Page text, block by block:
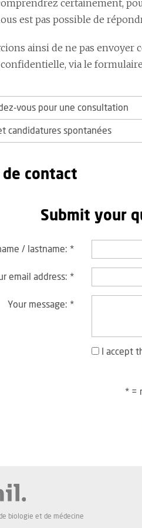
certainement,
est pas possible de
ainsi de ne pas envoyer
via le
vous pour une consultation
candidatures spontanées
contact
Submit your
/ lastname: *
email address: *
Your message: *
I accept
* =
biologie et de médecine